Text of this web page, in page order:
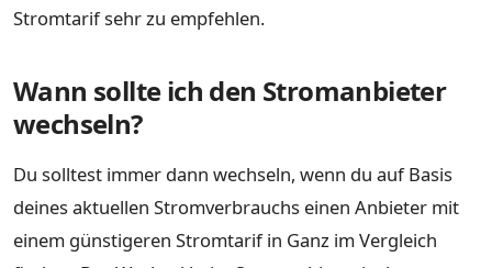
Stromtarif sehr zu empfehlen.
Wann sollte ich den Stromanbieter
wechseln?
Du solltest immer dann wechseln, wenn du auf Basis
deines aktuellen Stromverbrauchs einen Anbieter mit
einem günstigeren Stromtarif in Ganz im Vergleich